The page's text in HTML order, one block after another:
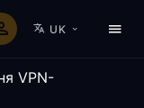
UK
VPN-